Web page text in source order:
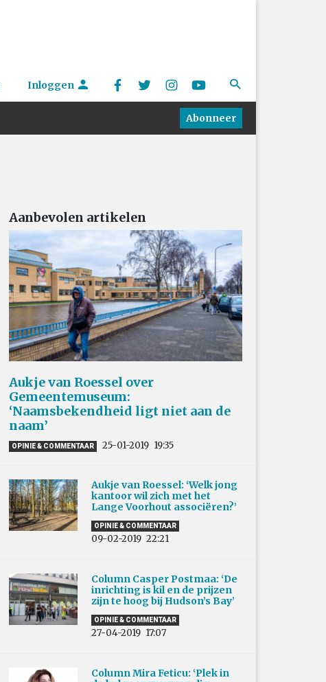
Inloggen
Abonneer
Aanbevolen artikelen
Aukje van Roessel over
Gemeentemuseum:
‘Naamsbekendheid ligt niet aan de
naam’
OPINIE & COMMENTAAR 25-01-2019 19:35
Aukje van Roessel: ‘Welk jong
kantoor wil zich met het
Lange Voorhout associëren?’
OPINIE & COMMENTAAR
09-02-2019 22:21
Column Casper Postmaa: ‘De
inrichting is kil en de prijzen
zijn te hoog bij Hudson’s Bay’
OPINIE & COMMENTAAR
27-04-2019 17:07
Column Mira Feticu: ‘Plek in